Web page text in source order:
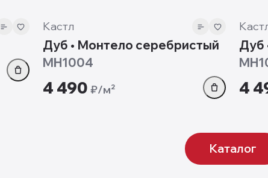
Кастл
Дуб • Монтело серебристый
MH1004
4 490 ₽/м²
Дуб
4
Каталог